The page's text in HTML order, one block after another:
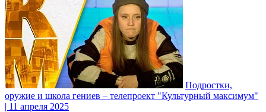
Подростки,
оружие и школа гениев – телепроект "Культурный максимум"
| 11 апреля 2025